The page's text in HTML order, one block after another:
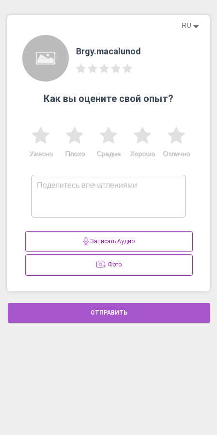
RU
Brgy.macalunod
Как вы оцените свой опыт?
Отлично
Хорошо
Средне
Плохо
Ужасно
Записать Аудио
Фото
ОТПРАВИТЬ